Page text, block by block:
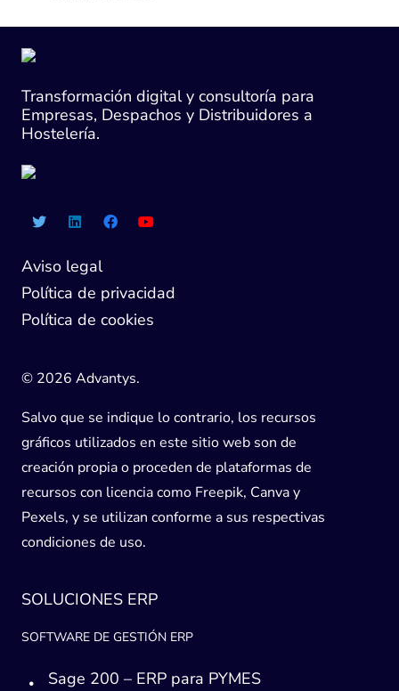
Transformación digital y consultoría para
Empresas, Despachos y Distribuidores a
Hostelería.
Aviso legal
Política de privacidad
Política de cookies
© 2026 Advantys.
Salvo que se indique lo contrario, los recursos
gráficos utilizados en este sitio web son de
creación propia o proceden de plataformas de
recursos con licencia como Freepik, Canva y
Pexels, y se utilizan conforme a sus respectivas
condiciones de uso.
SOLUCIONES ERP
SOFTWARE DE GESTIÓN ERP
Sage 200 – ERP para PYMES